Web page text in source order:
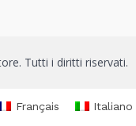
Tutti i diritti riservati.
Français Italiano